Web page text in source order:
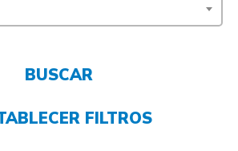
CONECTARSE
COMIENZA YA
BUSCAR
FILTROS